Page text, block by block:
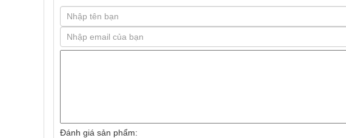
Đánh giá sản phẩm: